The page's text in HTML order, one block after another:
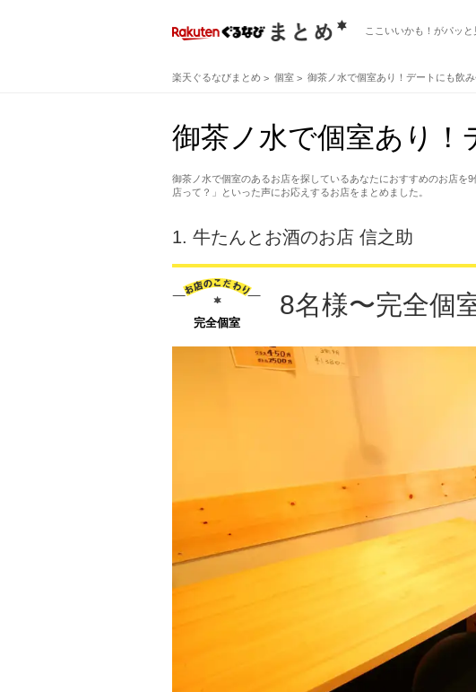
ここいいかも！がパッ
楽天ぐるなびまとめ 個室 御茶ノ水で個室あり！デートにも飲
御茶ノ水で個室あり
御茶ノ水で個室のあるお店を探しているあなたにおすすめのお店
店って？」といった声にお応えするお店をまとめました。
1. 牛たんとお酒のお店 信之助
完全個室
8名様〜完全個